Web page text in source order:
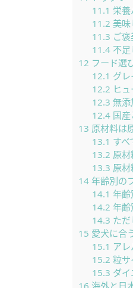
11.1 栄
11.2 美味
11.3 ご
11.4不足
12 フード選
12.1 グ
12.2 ヒ
12.3 無添
12.4国産
13 原材料は
13.1 す
13.2 原
13.3 原
14 年齢別の
14.1 年齢
14.2 年齢
14.3 た
15 愛犬に合
15.1 ア
15.2 粒サ
15.3 ダ